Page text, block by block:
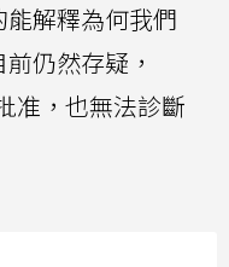
解釋為何我們
仍然存疑，
准，也無法診斷